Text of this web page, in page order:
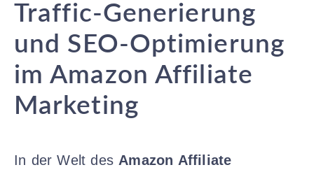
Traffic-Generierung
und SEO-Optimierung
im Amazon Affiliate
Marketing
In der Welt desAmazon Affiliate